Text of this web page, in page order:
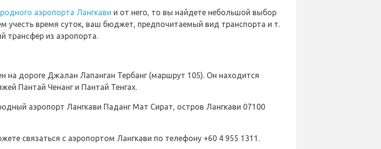
аэропорта Лангкави и от него, то вы найдете небольшой выбор
учесть время суток, ваш бюджет, предпочитаемый вид транспорта и т.
трансфер из аэропорта.
дороге Джалан Лапанган Тербанг (маршрут 105). Он находится
Пантай Ченанг и Пантай Тенгах.
аэропорт Лангкави Паданг Мат Сират, остров Лангкави 07100
связаться с аэропортом Лангкави по телефону +60 4 955 1311.